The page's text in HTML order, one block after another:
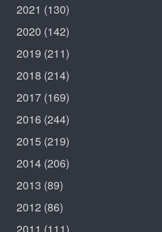
2021 (130)
2020 (142)
2019 (211)
2018 (214)
2017 (169)
2016 (244)
2015 (219)
2014 (206)
2013 (89)
2012 (86)
2011 (111)